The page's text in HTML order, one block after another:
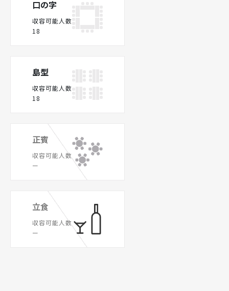
口の字
収容可能人数
18
島型
収容可能人数
18
正賓
収容可能人数
ー
立食
収容可能人数
ー